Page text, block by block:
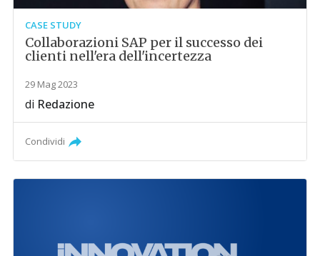
CASE STUDY
Collaborazioni SAP per il successo dei
clienti nell'era dell'incertezza
29 Mag 2023
di Redazione
Condividi